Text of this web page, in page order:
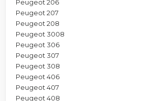
Peugeot 206
Peugeot 207
Peugeot 208
Peugeot 3008
Peugeot 306
Peugeot 307
Peugeot 308
Peugeot 406
Peugeot 407
Peugeot 408